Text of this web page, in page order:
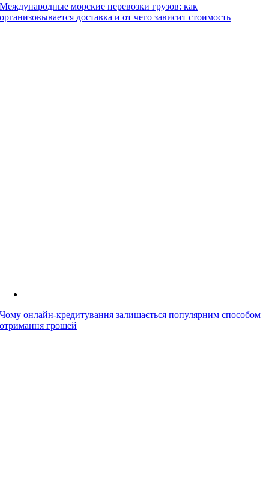
Международные морские перевозки грузов: как
организовывается доставка и от чего зависит стоимость
Чому онлайн-кредитування залишається популярним способом
отримання грошей